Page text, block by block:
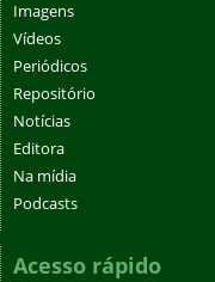
Imagens
Vídeos
Periódicos
Repositório
Notícias
Editora
Na mídia
Podcasts
Acesso rápido